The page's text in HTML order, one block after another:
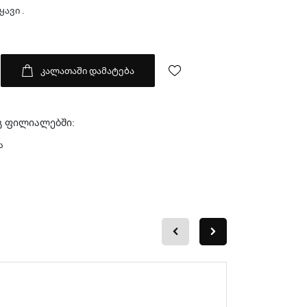
.
კალათაში დამატება
ფილიალებში: